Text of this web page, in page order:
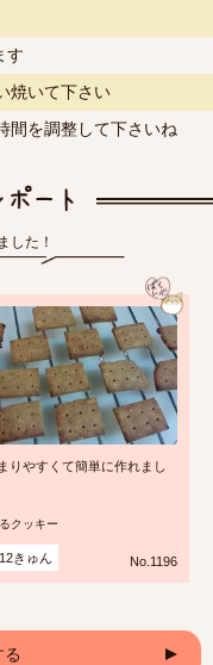
す
焼いて下さい
間を調整して下さいね
した！
りやすくて簡単に作れまし
クッキー
12きゅん No.1196